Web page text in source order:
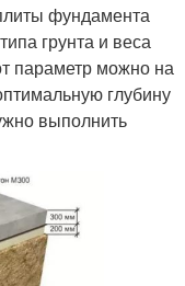
фундамента
грунта и веса
параметр можно на
глубину
выполнить